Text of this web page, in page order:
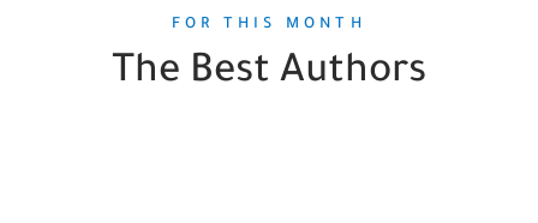
FOR THIS MONTH
The Best Authors